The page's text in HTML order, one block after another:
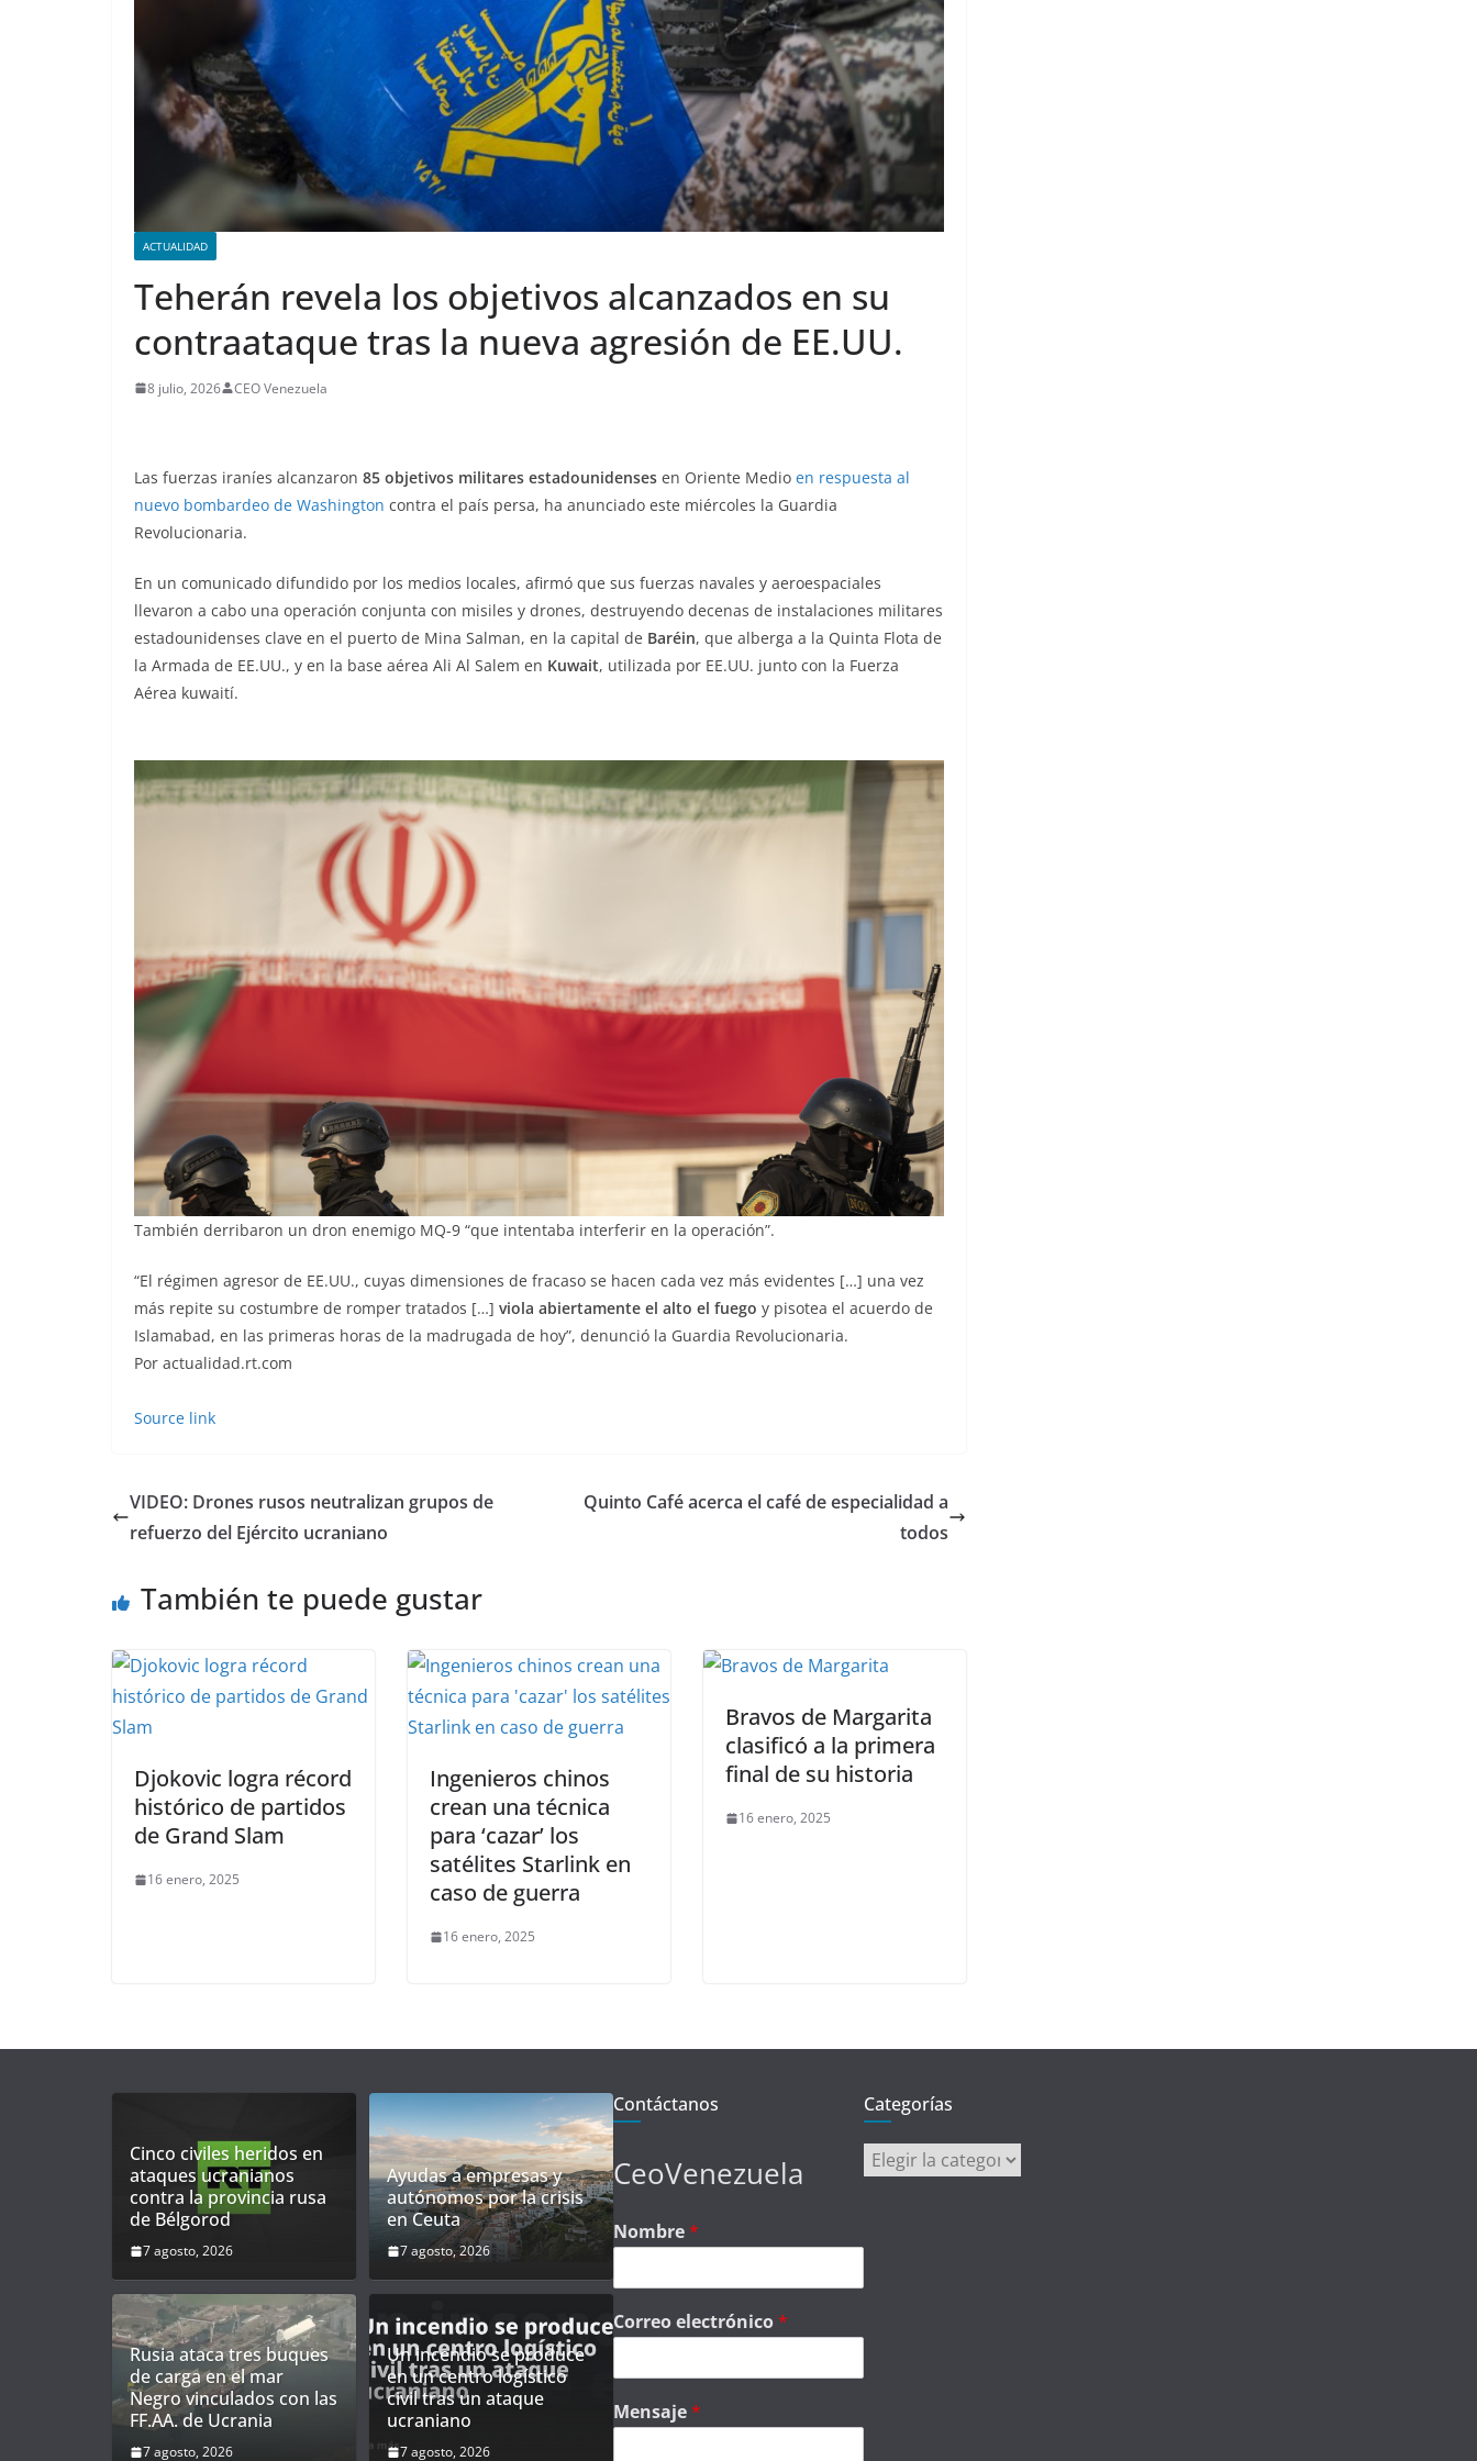
ACTUALIDAD
Teherán revela los objetivos alcanzados en su
contraataque tras la nueva agresión de EE.UU.
8 julio, 2026 CEO Venezuela
Las fuerzas iraníes alcanzaron 85 objetivos militares estadounidenses en Oriente Medio en respuesta al
nuevo bombardeo de Washington contra el país persa, ha anunciado este miércoles la Guardia
Revolucionaria.
En un comunicado difundido por los medios locales, afirmó que sus fuerzas navales y aeroespaciales
llevaron a cabo una operación conjunta con misiles y drones, destruyendo decenas de instalaciones militares
estadounidenses clave en el puerto de Mina Salman, en la capital de Baréin, que alberga a la Quinta Flota de
la Armada de EE.UU., y en la base aérea Ali Al Salem en Kuwait, utilizada por EE.UU. junto con la Fuerza
Aérea kuwaití.
También derribaron un dron enemigo MQ-9 “que intentaba interferir en la operación”.
“El régimen agresor de EE.UU., cuyas dimensiones de fracaso se hacen cada vez más evidentes […] una vez
más repite su costumbre de romper tratados […] viola abiertamente el alto el fuego y pisotea el acuerdo de
Islamabad, en las primeras horas de la madrugada de hoy”, denunció la Guardia Revolucionaria.
Por actualidad.rt.com
Source link
VIDEO: Drones rusos neutralizan grupos de
refuerzo del Ejército ucraniano
Quinto Café acerca el café de especialidad a
todos
También te puede gustar
Djokovic logra récord
histórico de partidos
de Grand Slam
16 enero, 2025
Ingenieros chinos
crean una técnica
para ‘cazar’ los
satélites Starlink en
caso de guerra
16 enero, 2025
Bravos de Margarita
clasificó a la primera
final de su historia
16 enero, 2025
Cinco civiles heridos en
ataques ucranianos
contra la provincia rusa
de Bélgorod
7 agosto, 2026
Ayudas a empresas y
autónomos por la crisis
en Ceuta
7 agosto, 2026
Rusia ataca tres buques
de carga en el mar
Negro vinculados con las
FF.AA. de Ucrania
7 agosto, 2026
Un incendio se produce
en un centro logístico
civil tras un ataque
ucraniano
7 agosto, 2026
Contáctanos
CeoVenezuela
Nombre*
Correo electrónico*
Mensaje*
Categorías
Categorías